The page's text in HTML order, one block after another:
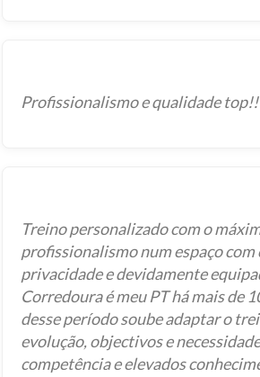
Profissionalismo e qualidade top!!
Treino personalizado com o
profissionalismo num espaço
privacidade e devidamente
Corredoura é meu PT há mais de
desse período soube adaptar o
evolução, objectivos e
competência e elevados